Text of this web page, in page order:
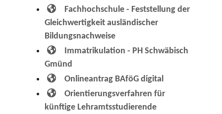
Fachhochschule - Feststellung der
Gleichwertigkeit ausländischer
Bildungsnachweise
Immatrikulation - PH Schwäbisch
Gmünd
Onlineantrag BAföG digital
Orientierungsverfahren für
künftige Lehramtsstudierende